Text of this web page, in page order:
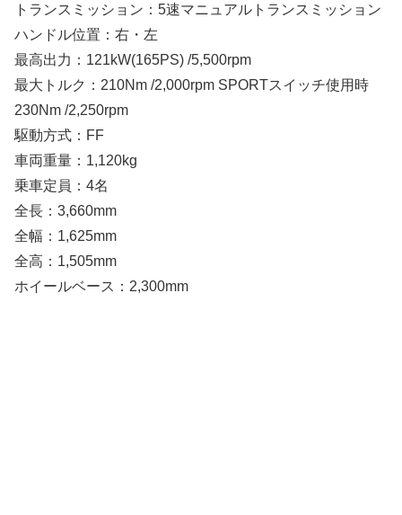
トランスミッション：5速マニュアルトランスミッション
ハンドル位置：右・左
最高出力：121kW(165PS) /5,500rpm
最大トルク：210Nm /2,000rpm SPORTスイッチ使用時
230Nm /2,250rpm
駆動方式：FF
車両重量：1,120kg
乗車定員：4名
全長：3,660mm
全幅：1,625mm
全高：1,505mm
ホイールベース：2,300mm